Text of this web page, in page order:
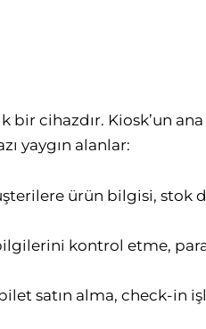
cihazdır. Kiosk’un
yaygın alanlar:
ürün bilgisi, stok
kontrol etme,
satın alma, check-in